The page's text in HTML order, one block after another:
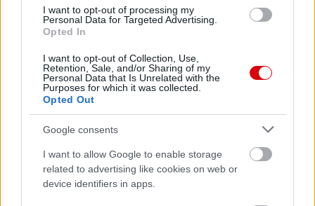
I want to opt-out of processing my
Personal Data for Targeted Advertising.
Opted In
I want to opt-out of Collection, Use,
Retention, Sale, and/or Sharing of my
Personal Data that Is Unrelated with the
Purposes for which it was collected.
Opted Out
Google consents
I want to allow Google to enable storage
related to advertising like cookies on web or
device identifiers in apps.
Meccs Center
Paris Saint-Germainvs